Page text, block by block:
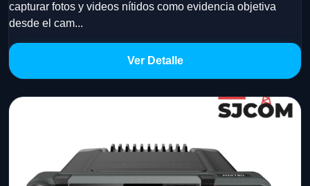
capturar fotos y videos nítidos como evidencia objetiva
desde el cam...
Ver Detalle